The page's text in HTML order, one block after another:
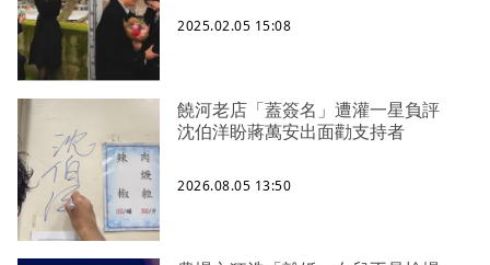
2025.02.05 15:08
饒河老店「蓋簽名」遭灌一星負評
沈伯洋盼蔣萬安出面勸支持者
2026.08.05 13:50